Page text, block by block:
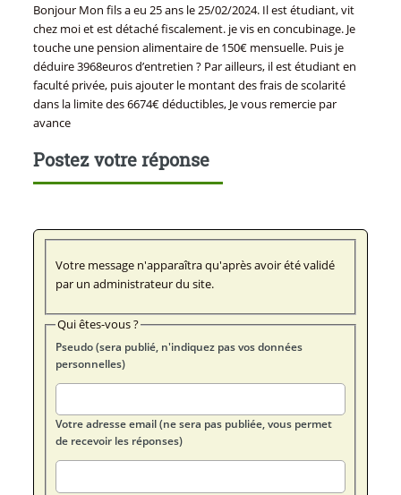
Bonjour Mon fils a eu 25 ans le 25/02/2024. Il est étudiant, vit
chez moi et est détaché fiscalement. je vis en concubinage. Je
touche une pension alimentaire de 150€ mensuelle. Puis je
déduire 3968euros d’entretien ? Par ailleurs, il est étudiant en
faculté privée, puis ajouter le montant des frais de scolarité
dans la limite des 6674€ déductibles, Je vous remercie par
avance
Postez votre réponse
Votre message n'apparaîtra qu'après avoir été validé
par un administrateur du site.
Qui êtes-vous ?
Pseudo (sera publié, n'indiquez pas vos données
personnelles)
Votre adresse email (ne sera pas publiée, vous permet
de recevoir les réponses)